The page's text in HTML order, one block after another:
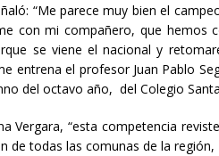
“Me parece muy bien el
con mi compañero, que hemos
se viene el nacional y
entrena el profesor Juan Pablo
del octavo año, del Colegio
Vergara, “esta competencia
de todas las comunas de la